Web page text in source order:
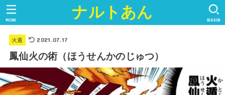
ナルトあん SEARCH
MENU
火遁 2021.07.17
鳳仙火の術（ほうせんかのじゅつ）